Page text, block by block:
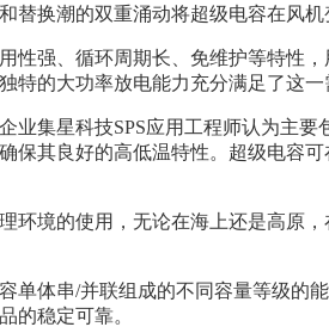
换潮的双重涌动将超级电容在风
性强、循环周期长、免维护等特性
的大功率放电能力充分满足了这
集星科技SPS应用工程师认为主
保其良好的高低温特性。超级电
环境的使用，无论在海上还是高原
单体串/并联组成的不同容量等级
的稳定可靠。